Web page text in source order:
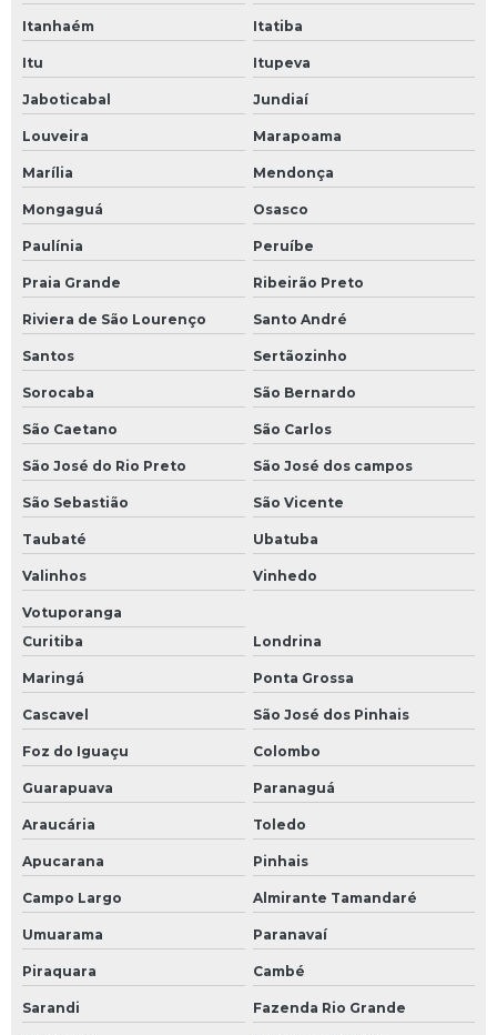
Itanhaém Itatiba
Itu Itupeva
Jaboticabal Jundiaí
Louveira Marapoama
Marília Mendonça
Mongaguá Osasco
Paulínia Peruíbe
Praia Grande Ribeirão Preto
Riviera de São Lourenço Santo André
Santos Sertãozinho
Sorocaba São Bernardo
São Caetano São Carlos
São José do Rio Preto São José dos campos
São Sebastião São Vicente
Taubaté Ubatuba
Valinhos Vinhedo
Votuporanga
Curitiba
Londrina
Maringá Ponta Grossa
Cascavel São José dos Pinhais
Foz do Iguaçu Colombo
Guarapuava Paranaguá
Araucária Toledo
Apucarana Pinhais
Campo Largo Almirante Tamandaré
Umuarama Paranavaí
Piraquara Cambé
Sarandi Fazenda Rio Grande